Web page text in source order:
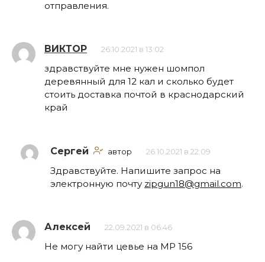
отправления.
ВИКТОР 26.10.2021 в 13:02
здравствуйте мне нужен шомпол
деревянный для 12 кал и сколько будет
стоить доставка почтой в краснодарский
край
Сергей автор 26.10.2021 в 22:09
Здравствуйте. Напишите запрос на
электронную почту zipgun18@gmail.com.
Алексей 22.09.2021 в 06:46
Не могу найти цевье на МР 156